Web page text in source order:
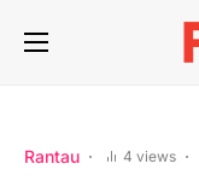
Rantau 4 views